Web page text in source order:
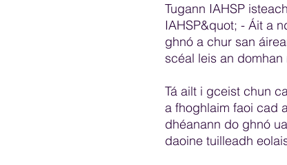
Tugann IAHSP
IAHSP&quot; - Áit a
ghnó a chur san
scéal leis an domhan
Tá ailt i gceist chun
a fhoghlaim faoi cad
dhéanann do ghnó
daoine tuilleadh